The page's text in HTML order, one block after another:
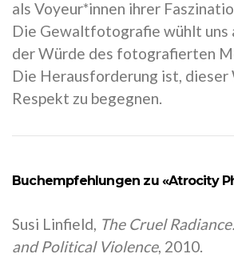
als Voyeur*innen ihrer
Die Gewaltfotografie wühlt uns
der Würde des fotografierten
Die Herausforderung ist, dieser
Respekt zu begegnen.
Buchempfehlungen zu «Atrocity
Susi Linfield, The Cruel
and Political Violence, 2010.